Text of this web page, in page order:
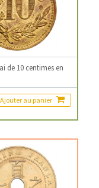
de 10 centimes en
Ajouter au panier